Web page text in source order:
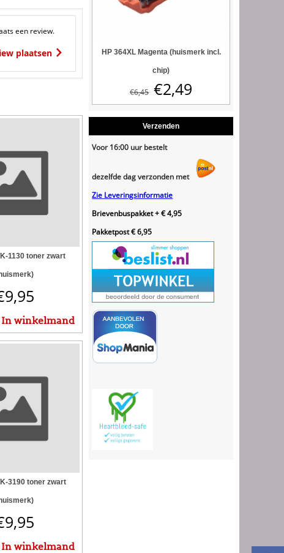
een review.
plaatsen
1130 toner zwart
9,95
In winkelmand
3190 toner zwart
9,95
In winkelmand
HP 364XL Magenta (huismerk incl.
chip)
€6,45 €2,49
Verzenden
Voor 16:00 uur bestelt
dezelfde dag verzonden met
Zie Leveringsinformatie
Brievenbuspakket + € 4,95
Pakketpost € 6,95